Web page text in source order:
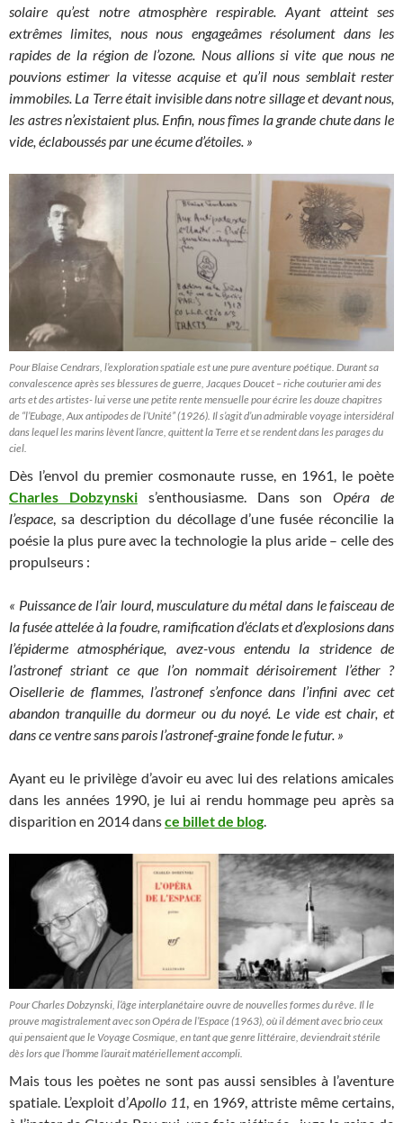
solaire qu’est notre atmosphère respirable. Ayant atteint ses
extrêmes limites, nous nous engageâmes résolument dans les
rapides de la région de l’ozone. Nous allions si vite que nous ne
pouvions estimer la vitesse acquise et qu’il nous semblait rester
immobiles. La Terre était invisible dans notre sillage et devant nous,
les astres n’existaient plus. Enfin, nous fîmes la grande chute dans le
vide, éclaboussés par une écume d’étoiles. »
Pour Blaise Cendrars, l’exploration spatiale est une pure aventure poétique. Durant sa
convalescence après ses blessures de guerre, Jacques Doucet – riche couturier ami des
arts et des artistes- lui verse une petite rente mensuelle pour écrire les douze chapitres
de “l’Eubage, Aux antipodes de l’Unité” (1926). Il s’agit d’un admirable voyage intersidéral
dans lequel les marins lèvent l’ancre, quittent la Terre et se rendent dans les parages du
ciel.
Dès l’envol du premier cosmonaute russe, en 1961, le poète
Charles Dobzynskis’enthousiasme. Dans sonOpéra de
l’espace, sa description du décollage d’une fusée réconcilie la
poésie la plus pure avec la technologie la plus aride – celle des
propulseurs :
« Puissance de l’air lourd, musculature du métal dans le faisceau de
la fusée attelée à la foudre, ramification d’éclats et d’explosions dans
l’épiderme atmosphérique, avez-vous entendu la stridence de
l’astronef striant ce que l’on nommait dérisoirement l’éther ?
Oisellerie de flammes, l’astronef s’enfonce dans l’infini avec cet
abandon tranquille du dormeur ou du noyé. Le vide est chair, et
dans ce ventre sans parois l’astronef-graine fonde le futur. »
Ayant eu le privilège d’avoir eu avec lui des relations amicales
dans les années 1990, je lui ai rendu hommage peu après sa
disparition en 2014 dansce billet de blog.
Pour Charles Dobzynski, l’âge interplanétaire ouvre de nouvelles formes du rêve. Il le
prouve magistralement avec son Opéra de l’Espace (1963), où il dément avec brio ceux
qui pensaient que le Voyage Cosmique, en tant que genre littéraire, deviendrait stérile
dès lors que l’homme l’aurait matériellement accompli.
Mais tous les poètes ne sont pas aussi sensibles à l’aventure
spatiale. L’exploit d’Apollo 11, en 1969, attriste même certains,